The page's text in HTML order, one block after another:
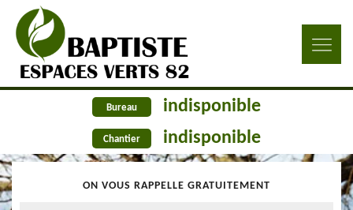
Bureau indisponible
Chantier indisponible
ON VOUS RAPPELLE GRATUITEMENT